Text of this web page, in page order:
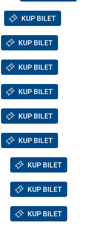
KUP BILET
KUP BILET
KUP BILET
KUP BILET
KUP BILET
KUP BILET
KUP BILET
KUP BILET
KUP BILET